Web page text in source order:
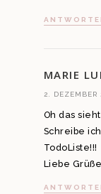
MARIE
2. DEZEMBER
Oh das
Schreibe
TodoListe!!!
Liebe